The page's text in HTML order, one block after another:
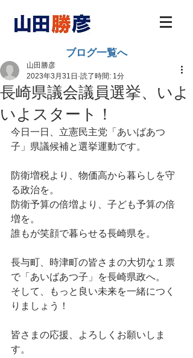
ブログ一覧へ
長崎県議会議員選挙、いよ
いよスタート！
山田勝彦
2023年3月31日 読了時間: 1分
今日一日、立憲民主党「あいばあつ
子」県議候補と選挙運動です。
防衛増税より、物価高から暮らしを守
る政治を。
防衛予算の倍増より、子ども予算の倍
増を。
誰もが笑顔で暮らせる長崎県を。
長与町、時津町の皆さまの大切な１票
で「あいばあつ子」を長崎県政へ。
そして、もっと良い未来を一緒につく
りましょう！
皆さまの応援、よろしくお願いしま
す。